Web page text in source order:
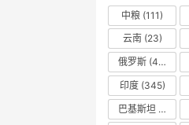
中粮 (111)
云南(23)
俄罗斯 (43)
印度(345)
巴基斯坦